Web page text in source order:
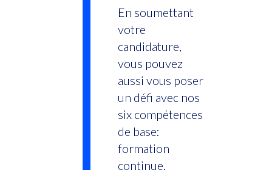
En soumettant
votre
candidature,
vous pouvez
aussi vous poser
un défi avec nos
six compétences
de base:
formation
continue,